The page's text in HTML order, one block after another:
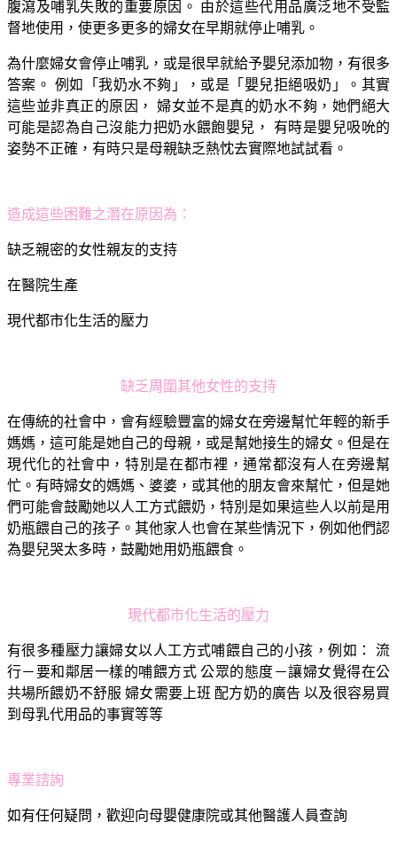
腹瀉及哺乳失敗的重要原因。 由於這些代用品廣泛地不受監
督地使用，使更多更多的婦女在早期就停止哺乳。
為什麼婦女會停止哺乳，或是很早就給予嬰兒添加物，有很多
答案。 例如「我奶水不夠」，或是「嬰兒拒絕吸奶」。其實
這些並非真正的原因， 婦女並不是真的奶水不夠，她們絕大
可能是認為自己沒能力把奶水餵飽嬰兒， 有時是嬰兒吸吮的
姿勢不正確，有時只是母親缺乏熱忱去實際地試試看。
造成這些困難之潛在原因為：
缺乏親密的女性親友的支持
在醫院生產
現代都市化生活的壓力
缺乏周圍其他女性的支持
在傳統的社會中，會有經驗豐富的婦女在旁邊幫忙年輕的新手
媽媽，這可能是她自己的母親，或是幫她接生的婦女。但是在
現代化的社會中，特別是在都市裡，通常都沒有人在旁邊幫
忙。有時婦女的媽媽、婆婆，或其他的朋友會來幫忙，但是她
們可能會鼓勵她以人工方式餵奶，特別是如果這些人以前是用
奶瓶餵自己的孩子。其他家人也會在某些情況下，例如他們認
為嬰兒哭太多時，鼓勵她用奶瓶餵食。
現代都市化生活的壓力
有很多種壓力讓婦女以人工方式哺餵自己的小孩，例如： 流
行－要和鄰居一樣的哺餵方式 公眾的態度－讓婦女覺得在公
共場所餵奶不舒服 婦女需要上班 配方奶的廣告 以及很容易買
到母乳代用品的事實等等
專業諮詢
如有任何疑問，歡迎向母嬰健康院或其他醫護人員查詢